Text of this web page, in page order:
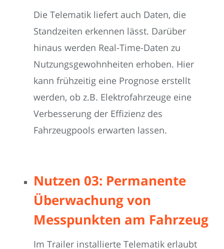
Die Telematik liefert auch Daten, die
Standzeiten erkennen lässt. Darüber
hinaus werden Real-Time-Daten zu
Nutzungsgewohnheiten erhoben. Hier
kann frühzeitig eine Prognose erstellt
werden, ob z.B. Elektrofahrzeuge eine
Verbesserung der Effizienz des
Fahrzeugpools erwarten lassen.
Nutzen 03: Permanente
Überwachung von
Messpunkten am Fahrzeug
Im Trailer installierte Telematik erlaubt